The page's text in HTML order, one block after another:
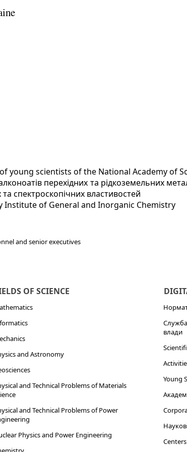
young scientists of the National Academy of
перехідних та рідкоземельних
спектроскопічних властивостей
Institute of General and Inorganic Chemistry
and senior executives
OF SCIENCE
and Astronomy
and Technical Problems of Materials
and Technical Problems of Power
Physics and Power Engineering
Служба
влади
Young